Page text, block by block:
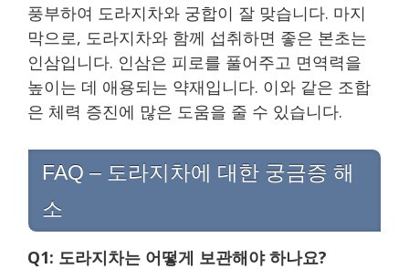
풍부하여 도라지차와 궁합이 잘 맞습니다. 마지
막으로, 도라지차와 함께 섭취하면 좋은 본초는
인삼입니다. 인삼은 피로를 풀어주고 면역력을
높이는 데 애용되는 약재입니다. 이와 같은 조합
은 체력 증진에 많은 도움을 줄 수 있습니다.
FAQ – 도라지차에 대한 궁금증 해
소
Q1: 도라지차는 어떻게 보관해야 하나요?